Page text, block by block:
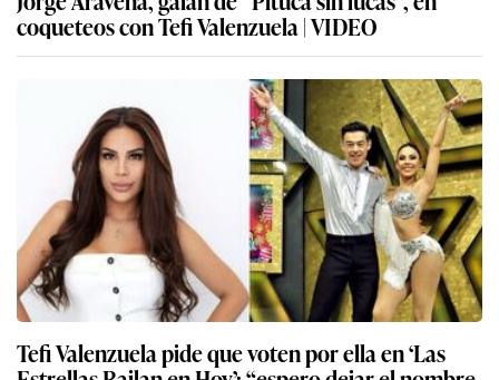
coqueteos con Tefi Valenzuela | VIDEO
Tefi Valenzuela pide que voten por ella en ‘Las